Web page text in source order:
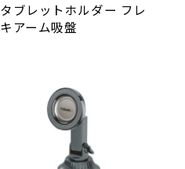
タブレットホルダー フレ
キアーム吸盤